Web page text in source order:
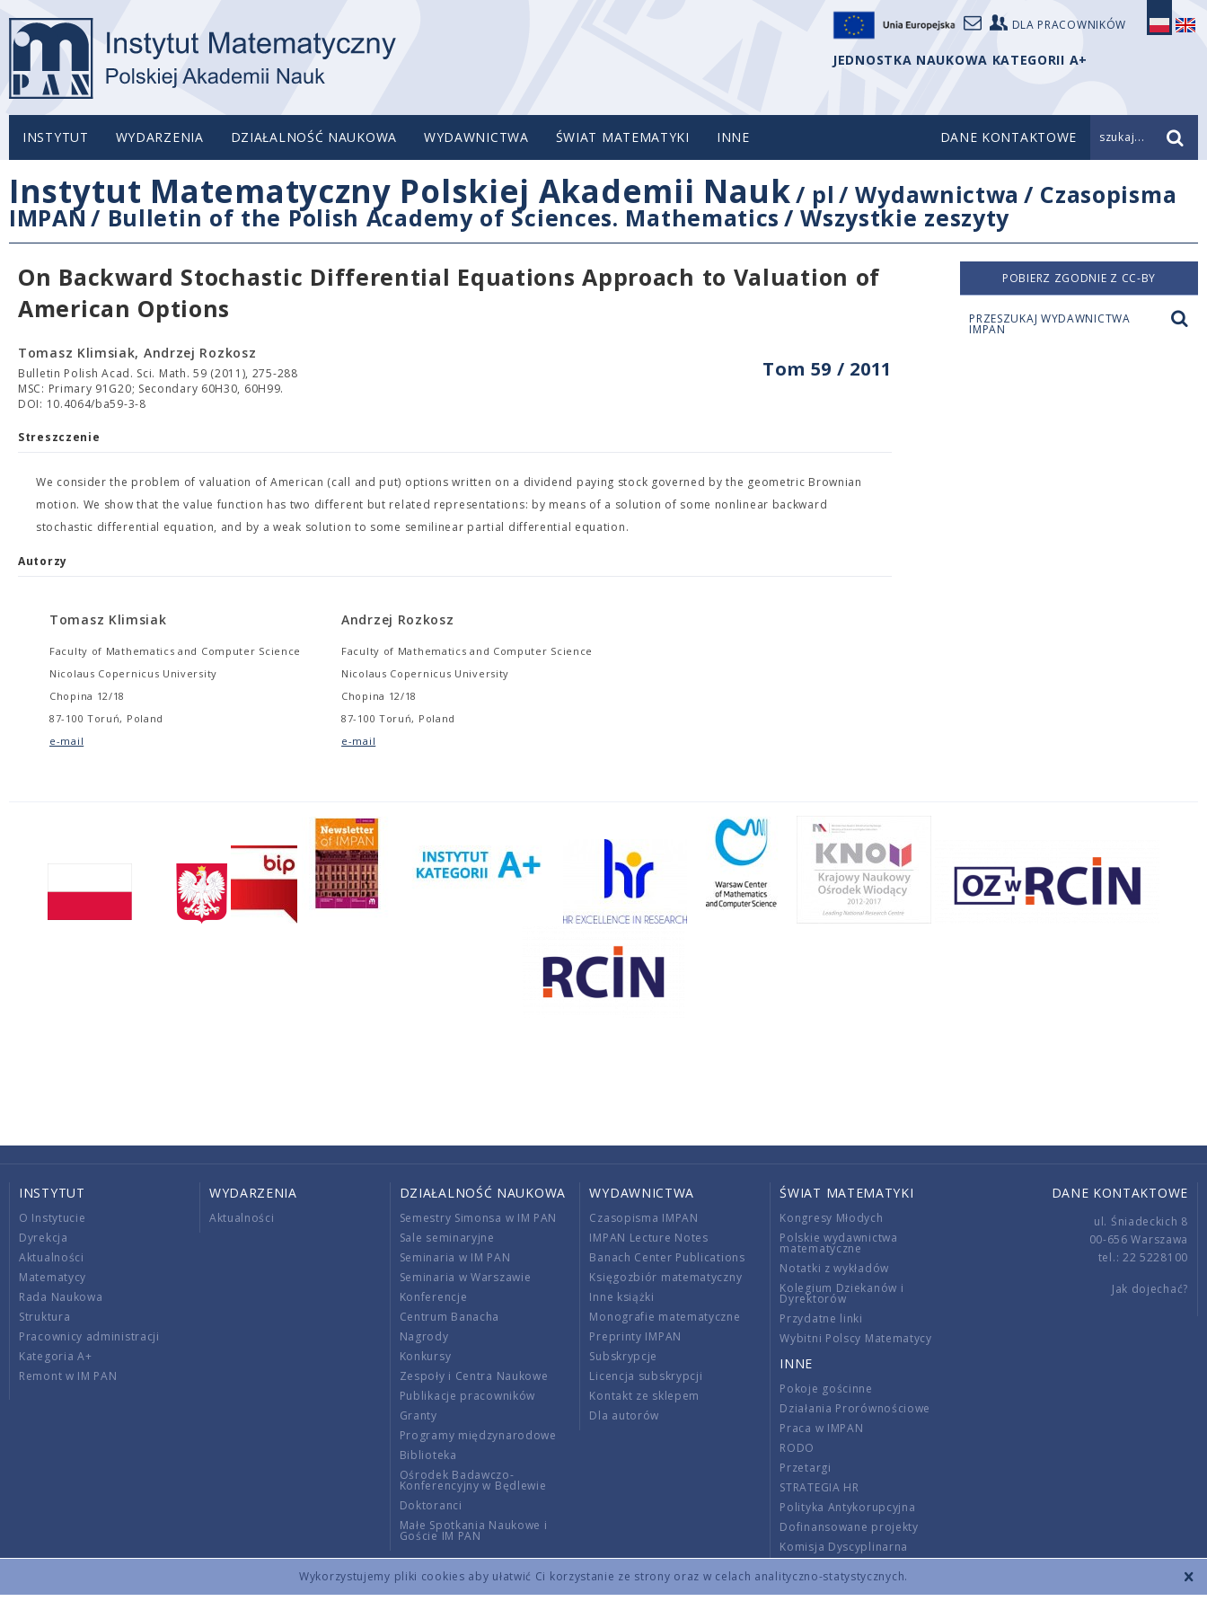
Wykorzystujemy pliki cookies aby ułatwić Ci korzystanie ze strony oraz w celach analityczno-statystycznych.
DLA PRACOWNIKÓW
JEDNOSTKA NAUKOWA KATEGORII A+
INSTYTUT WYDARZENIA DZIAŁALNOŚĆ NAUKOWA WYDAWNICTWA ŚWIAT MATEMATYKI INNE DANE KONTAKTOWE szukaj...
Instytut Matematyczny Polskiej Akademii Nauk/ pl /Wydawnictwa / Czasopisma
IMPAN / Bulletin of the Polish Academy of Sciences. Mathematics /Wszystkie zeszyty
On Backward Stochastic Differential Equations Approach to Valuation of
American Options
Tom 59 / 2011
Tomasz Klimsiak, Andrzej Rozkosz
Bulletin Polish Acad. Sci. Math. 59 (2011), 275-288
MSC: Primary 91G20; Secondary 60H30, 60H99.
DOI: 10.4064/ba59-3-8
Streszczenie
We consider the problem of valuation of American (call and put) options written on a dividend paying stock governed by the geometric Brownian
motion. We show that the value function has two different but related representations: by means of a solution of some nonlinear backward
stochastic differential equation, and by a weak solution to some semilinear partial differential equation.
Autorzy
Tomasz Klimsiak
Faculty of Mathematics and Computer Science
Nicolaus Copernicus University
Chopina 12/18
87-100 Toruń, Poland
e-mail
Andrzej Rozkosz
Faculty of Mathematics and Computer Science
Nicolaus Copernicus University
Chopina 12/18
87-100 Toruń, Poland
e-mail
POBIERZ ZGODNIE Z CC-BY
PRZESZUKAJ WYDAWNICTWA
IMPAN
INSTYTUT
O Instytucie
Dyrekcja
Aktualności
Matematycy
Rada Naukowa
Struktura
Pracownicy administracji
Kategoria A+
Remont w IM PAN
WYDARZENIA
Aktualności
DZIAŁALNOŚĆ NAUKOWA
Semestry Simonsa w IM PAN
Sale seminaryjne
Seminaria w IM PAN
Seminaria w Warszawie
Konferencje
Centrum Banacha
Nagrody
Konkursy
Zespoły i Centra Naukowe
Publikacje pracowników
Granty
Programy międzynarodowe
Biblioteka
Ośrodek Badawczo-
Konferencyjny w Będlewie
Doktoranci
Małe Spotkania Naukowe i
Goście IM PAN
WYDAWNICTWA
Czasopisma IMPAN
IMPAN Lecture Notes
Banach Center Publications
Księgozbiór matematyczny
Inne książki
Monografie matematyczne
Preprinty IMPAN
Subskrypcje
Licencja subskrypcji
Kontakt ze sklepem
Dla autorów
ŚWIAT MATEMATYKI
Kongresy Młodych
Polskie wydawnictwa
matematyczne
Notatki z wykładów
Kolegium Dziekanów i
Dyrektorów
Przydatne linki
Wybitni Polscy Matematycy
INNE
Pokoje gościnne
Działania Prorównościowe
Praca w IMPAN
RODO
Przetargi
STRATEGIA HR
Polityka Antykorupcyjna
Dofinansowane projekty
Komisja Dyscyplinarna
Wnoszenie opłat
DANE KONTAKTOWE
ul. Śniadeckich 8
00-656 Warszawa
tel.: 22 5228100
Jak dojechać?